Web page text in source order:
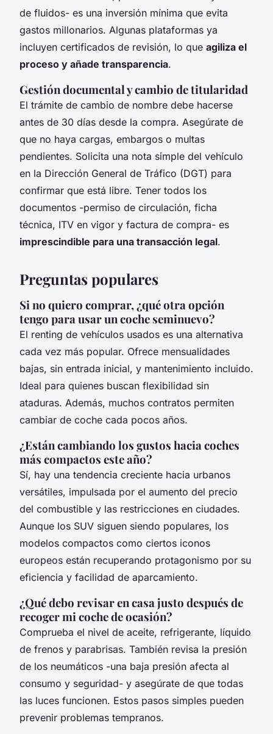
de fluidos- es una inversión mínima que evita
gastos millonarios. Algunas plataformas ya
incluyen certificados de revisión, lo que agiliza el
proceso y añade transparencia.
Gestión documental y cambio de titularidad
El trámite de cambio de nombre debe hacerse
antes de 30 días desde la compra. Asegúrate de
que no haya cargas, embargos o multas
pendientes. Solicita una nota simple del vehículo
en la Dirección General de Tráfico (DGT) para
confirmar que está libre. Tener todos los
documentos -permiso de circulación, ficha
técnica, ITV en vigor y factura de compra- es
imprescindible para una transacción legal.
Preguntas populares
Si no quiero comprar, ¿qué otra opción
tengo para usar un coche seminuevo?
El renting de vehículos usados es una alternativa
cada vez más popular. Ofrece mensualidades
bajas, sin entrada inicial, y mantenimiento incluido.
Ideal para quienes buscan flexibilidad sin
ataduras. Además, muchos contratos permiten
cambiar de coche cada pocos años.
¿Están cambiando los gustos hacia coches
más compactos este año?
Sí, hay una tendencia creciente hacia urbanos
versátiles, impulsada por el aumento del precio
del combustible y las restricciones en ciudades.
Aunque los SUV siguen siendo populares, los
modelos compactos como ciertos iconos
europeos están recuperando protagonismo por su
eficiencia y facilidad de aparcamiento.
¿Qué debo revisar en casa justo después de
recoger mi coche de ocasión?
Comprueba el nivel de aceite, refrigerante, líquido
de frenos y parabrisas. También revisa la presión
de los neumáticos -una baja presión afecta al
consumo y seguridad- y asegúrate de que todas
las luces funcionen. Estos pasos simples pueden
prevenir problemas tempranos.